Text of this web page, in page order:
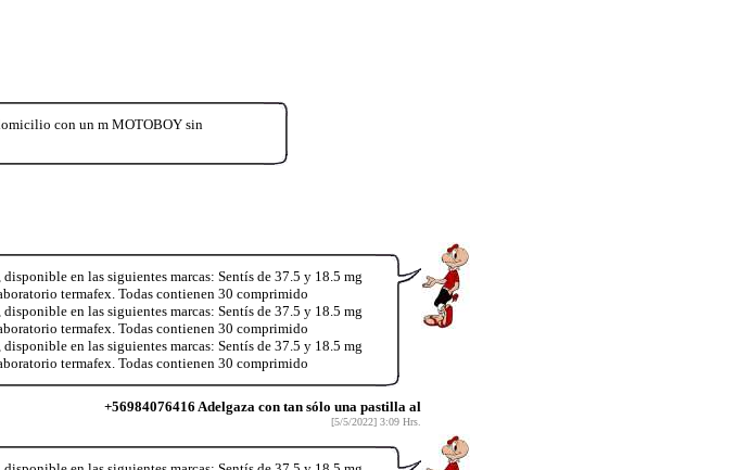
con un m MOTOBOY sin
en las siguientes marcas: Sentís de 37.5 y 18.5 mg
termafex. Todas contienen 30 comprimido
en las siguientes marcas: Sentís de 37.5 y 18.5 mg
termafex. Todas contienen 30 comprimido
en las siguientes marcas: Sentís de 37.5 y 18.5 mg
termafex. Todas contienen 30 comprimido
+56984076416 Adelgaza con tan sólo una pastilla al
[5/5/2022] 3:09 Hrs.